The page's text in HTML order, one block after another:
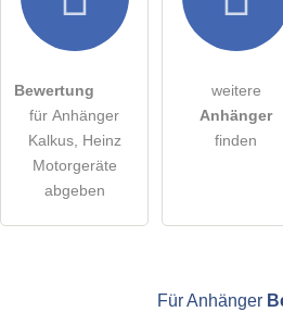
Die Datenschutzerklärunghabe ich
Bitte beachten Sie,
Klicken Sie hier um eine
Bewertung
für Anhänger
Kalkus, Heinz
Motorgeräte
abgeben
weitere
Anhänger
finden
Für Anhänger